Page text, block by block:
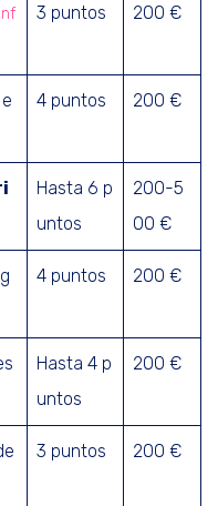
3 puntos 200 €
4 puntos 200 €
Hasta 6 p
untos
200-5
00 €
4 puntos 200 €
Hasta 4 p
untos
200 €
3 puntos 200 €